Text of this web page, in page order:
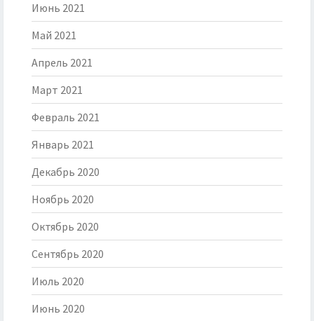
Июнь 2021
Май 2021
Апрель 2021
Март 2021
Февраль 2021
Январь 2021
Декабрь 2020
Ноябрь 2020
Октябрь 2020
Сентябрь 2020
Июль 2020
Июнь 2020